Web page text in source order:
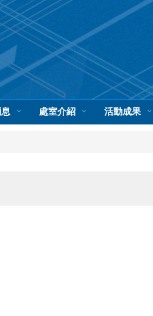
處室介紹 活動成果